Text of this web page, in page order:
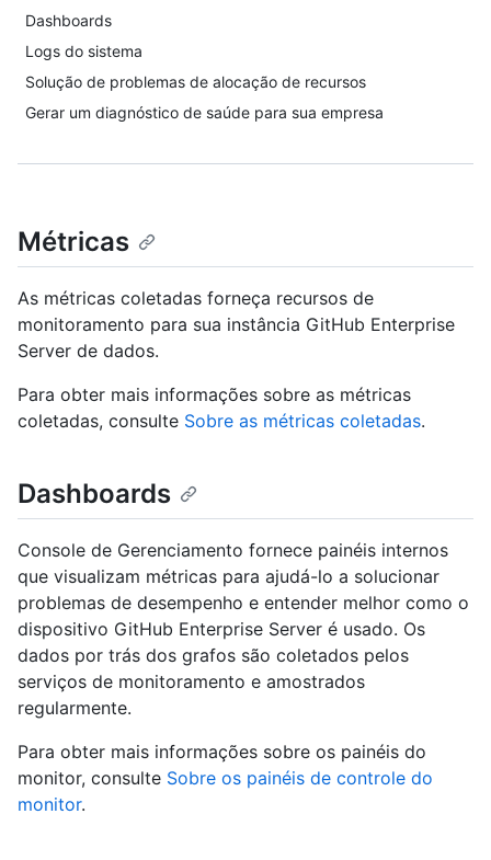
Dashboards
Logs do sistema
Solução de problemas de alocação de recursos
Gerar um diagnóstico de saúde para sua empresa
Métricas
As métricas coletadas forneça recursos de
monitoramento para sua instância GitHub Enterprise
Server de dados.
Para obter mais informações sobre as métricas
coletadas, consulte Sobre as métricas coletadas.
Dashboards
Console de Gerenciamento fornece painéis internos
que visualizam métricas para ajudá-lo a solucionar
problemas de desempenho e entender melhor como o
dispositivo GitHub Enterprise Server é usado. Os
dados por trás dos grafos são coletados pelos
serviços de monitoramento e amostrados
regularmente.
Para obter mais informações sobre os painéis do
monitor, consulte Sobre os painéis de controle do
monitor.